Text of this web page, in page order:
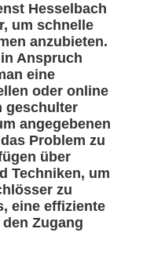
Hesselbach
um schnelle
anzubieten.
Anspruch
eine
oder online
geschulter
angegebenen
Problem zu
über
Techniken, um
zu
eine effiziente
Zugang